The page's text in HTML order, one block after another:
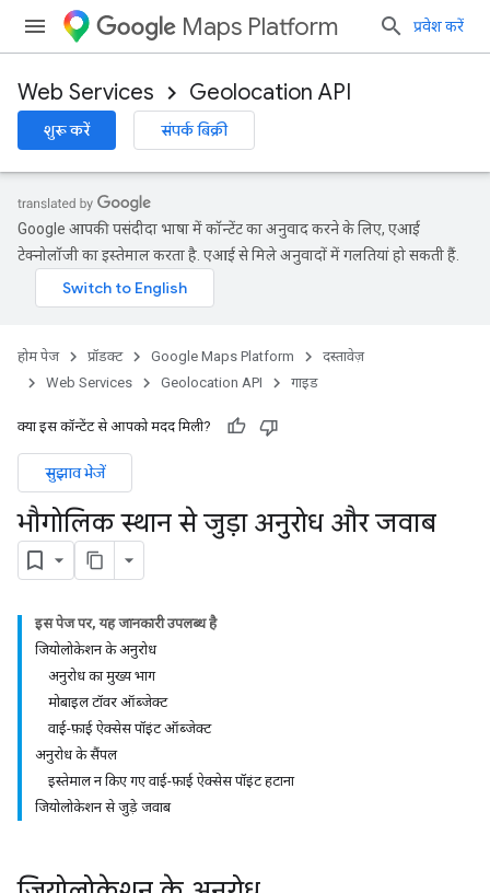
Maps Platform प्रवेश करें
Web Services Geolocation API
शुरू करें संपर्क बिक्री
Google आपकी पसंदीदा भाषा में कॉन्टेंट का अनुवाद करने के लिए, एआई
टेक्नोलॉजी का इस्तेमाल करता है. एआई से मिले अनुवादों में गलतियां हो सकती हैं.
होम पेज प्रॉडक्ट Google Maps Platform
दस्तावेज़
Web Services
Geolocation API गाइड
क्या इस कॉन्टेंट से आपको मदद मिली?
सुझाव भेजें
भौगोलिक स्थान से जुड़ा अनुरोध और जवाब
इस पेज पर, यह जानकारी उपलब्ध है
जियोलोकेशन के अनुरोध
अनुरोध का मुख्य भाग
मोबाइल टॉवर ऑब्जेक्ट
वाई-फ़ाई ऐक्सेस पॉइंट ऑब्जेक्ट
अनुरोध के सैंपल
इस्तेमाल न किए गए वाई-फ़ाई ऐक्सेस पॉइंट हटाना
जियोलोकेशन से जुड़े जवाब